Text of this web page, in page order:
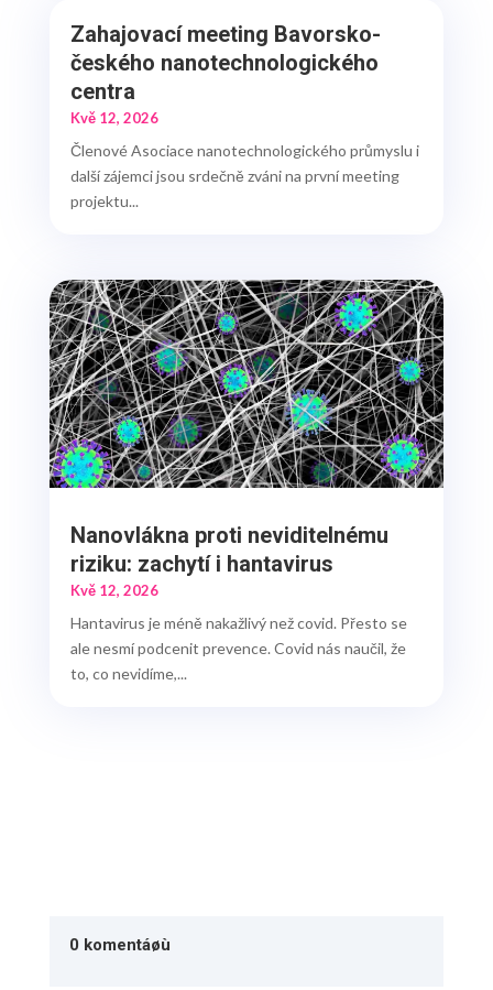
Zahajovací meeting Bavorsko-
českého nanotechnologického
centra
Kvě 12, 2026
Členové Asociace nanotechnologického průmyslu i
další zájemci jsou srdečně zváni na první meeting
projektu...
Nanovlákna proti neviditelnému
riziku: zachytí i hantavirus
Kvě 12, 2026
Hantavirus je méně nakažlivý než covid. Přesto se
ale nesmí podcenit prevence. Covid nás naučil, že
to, co nevidíme,...
0 komentáøù